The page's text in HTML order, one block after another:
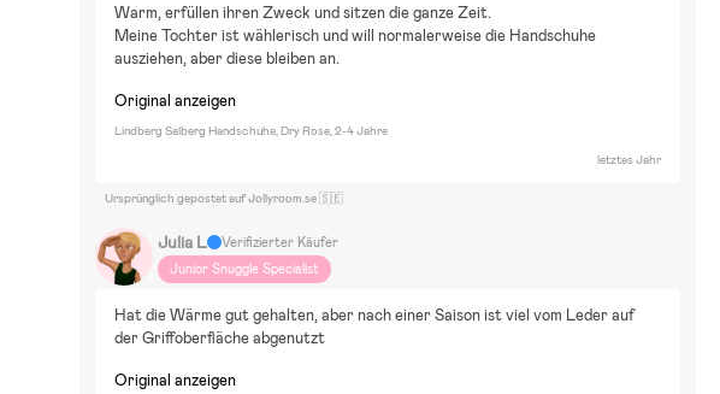
Miraculous
SpongeBob Schwammkopf Vaiana
Disney Minnie Maus
Marvel Spider-Man
Warm, erfüllen ihren Zweck und sitzen die ganze Zeit.
Meine Tochter ist wählerisch und will normalerweise die Handschuhe
ausziehen, aber diese bleiben an.
Original anzeigen
Lindberg Salberg Handschuhe, Dry Rose, 2-4 Jahre
letztes Jahr
Ursprünglich gepostet auf Jollyroom.se 🇸🇪
Julia L
Verifizierter Käufer
Junior Snuggle Specialist
Hat die Wärme gut gehalten, aber nach einer Saison ist viel vom Leder auf
der Griffoberfläche abgenutzt
Original anzeigen